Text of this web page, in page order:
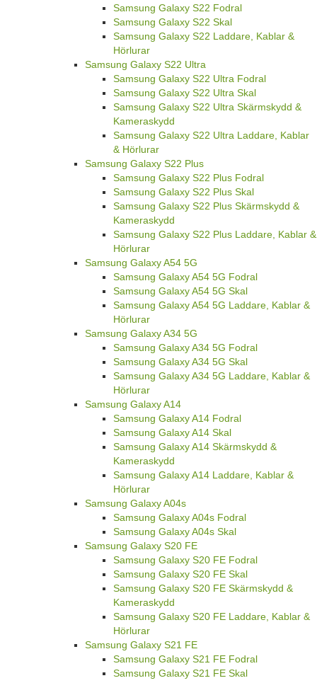
Samsung Galaxy S22 Fodral
Samsung Galaxy S22 Skal
Samsung Galaxy S22 Laddare, Kablar &
Hörlurar
Samsung Galaxy S22 Ultra
Samsung Galaxy S22 Ultra Fodral
Samsung Galaxy S22 Ultra Skal
Samsung Galaxy S22 Ultra Skärmskydd &
Kameraskydd
Samsung Galaxy S22 Ultra Laddare, Kablar
& Hörlurar
Samsung Galaxy S22 Plus
Samsung Galaxy S22 Plus Fodral
Samsung Galaxy S22 Plus Skal
Samsung Galaxy S22 Plus Skärmskydd &
Kameraskydd
Samsung Galaxy S22 Plus Laddare, Kablar &
Hörlurar
Samsung Galaxy A54 5G
Samsung Galaxy A54 5G Fodral
Samsung Galaxy A54 5G Skal
Samsung Galaxy A54 5G Laddare, Kablar &
Hörlurar
Samsung Galaxy A34 5G
Samsung Galaxy A34 5G Fodral
Samsung Galaxy A34 5G Skal
Samsung Galaxy A34 5G Laddare, Kablar &
Hörlurar
Samsung Galaxy A14
Samsung Galaxy A14 Fodral
Samsung Galaxy A14 Skal
Samsung Galaxy A14 Skärmskydd &
Kameraskydd
Samsung Galaxy A14 Laddare, Kablar &
Hörlurar
Samsung Galaxy A04s
Samsung Galaxy A04s Fodral
Samsung Galaxy A04s Skal
Samsung Galaxy S20 FE
Samsung Galaxy S20 FE Fodral
Samsung Galaxy S20 FE Skal
Samsung Galaxy S20 FE Skärmskydd &
Kameraskydd
Samsung Galaxy S20 FE Laddare, Kablar &
Hörlurar
Samsung Galaxy S21 FE
Samsung Galaxy S21 FE Fodral
Samsung Galaxy S21 FE Skal